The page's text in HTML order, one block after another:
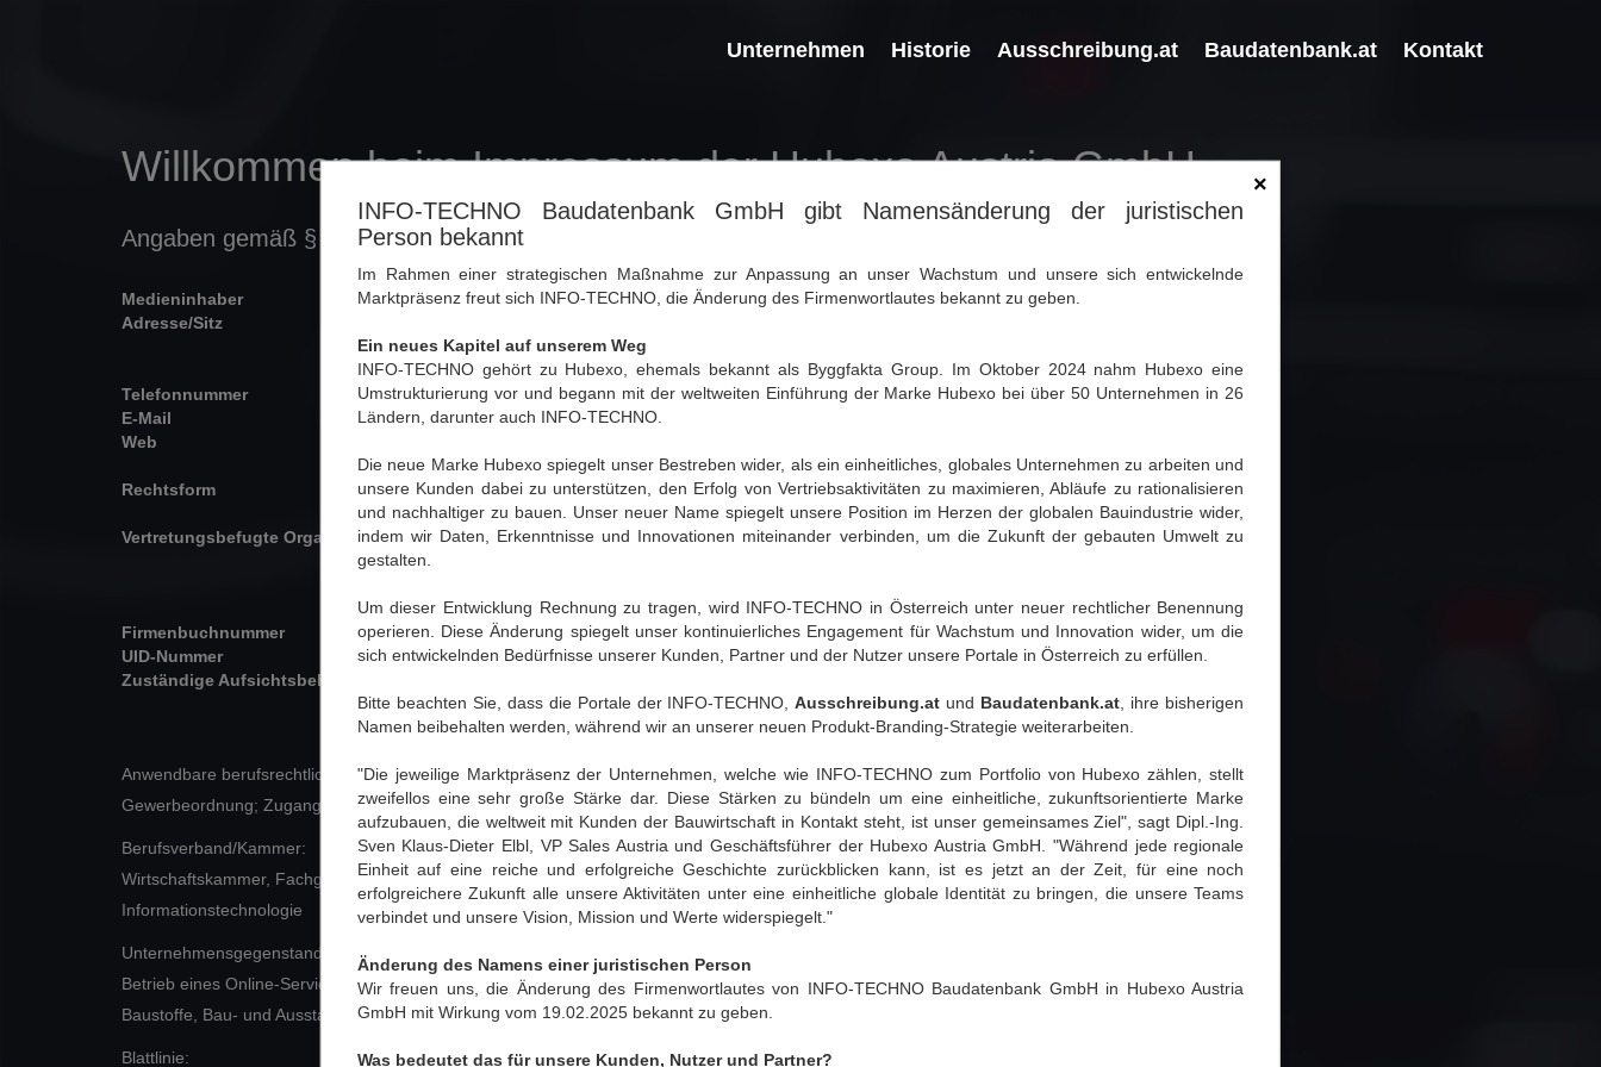
×
INFO-TECHNO Baudatenbank GmbH gibt Namensänderung der juristischen
Person bekannt
Im Rahmen einer strategischen Maßnahme zur Anpassung an unser Wachstum und unsere sich entwickelnde
Marktpräsenz freut sich INFO-TECHNO, die Änderung des Firmenwortlautes bekannt zu geben.
Ein neues Kapitel auf unserem Weg
INFO-TECHNO gehört zu Hubexo, ehemals bekannt als Byggfakta Group. Im Oktober 2024 nahm Hubexo eine
Umstrukturierung vor und begann mit der weltweiten Einführung der Marke Hubexo bei über 50 Unternehmen in 26
Ländern, darunter auch INFO-TECHNO.
Die neue Marke Hubexo spiegelt unser Bestreben wider, als ein einheitliches, globales Unternehmen zu arbeiten und
unsere Kunden dabei zu unterstützen, den Erfolg von Vertriebsaktivitäten zu maximieren, Abläufe zu rationalisieren
und nachhaltiger zu bauen. Unser neuer Name spiegelt unsere Position im Herzen der globalen Bauindustrie wider,
indem wir Daten, Erkenntnisse und Innovationen miteinander verbinden, um die Zukunft der gebauten Umwelt zu
gestalten.
Um dieser Entwicklung Rechnung zu tragen, wird INFO-TECHNO in Österreich unter neuer rechtlicher Benennung
operieren. Diese Änderung spiegelt unser kontinuierliches Engagement für Wachstum und Innovation wider, um die
sich entwickelnden Bedürfnisse unserer Kunden, Partner und der Nutzer unsere Portale in Österreich zu erfüllen.
Bitte beachten Sie, dass die Portale der INFO-TECHNO,Ausschreibung.at und Baudatenbank.at , ihre bisherigen
Namen beibehalten werden, während wir an unserer neuen Produkt-Branding-Strategie weiterarbeiten.
"Die jeweilige Marktpräsenz der Unternehmen, welche wie INFO-TECHNO zum Portfolio von Hubexo zählen, stellt
zweifellos eine sehr große Stärke dar. Diese Stärken zu bündeln um eine einheitliche, zukunftsorientierte Marke
aufzubauen, die weltweit mit Kunden der Bauwirtschaft in Kontakt steht, ist unser gemeinsames Ziel", sagt Dipl.-Ing.
Sven Klaus-Dieter Elbl, VP Sales Austria und Geschäftsführer der Hubexo Austria GmbH. "Während jede regionale
Einheit auf eine reiche und erfolgreiche Geschichte zurückblicken kann, ist es jetzt an der Zeit, für eine noch
erfolgreichere Zukunft alle unsere Aktivitäten unter eine einheitliche globale Identität zu bringen, die unsere Teams
verbindet und unsere Vision, Mission und Werte widerspiegelt."
Änderung des Namens einer juristischen Person
Wir freuen uns, die Änderung des Firmenwortlautes von INFO-TECHNO Baudatenbank GmbH in Hubexo Austria
GmbH mit Wirkung vom 19.02.2025 bekannt zu geben.
Was bedeutet das für unsere Kunden, Nutzer und Partner?
Unternehmen Historie Ausschreibung.at Baudatenbank.at Kontakt
Willkommen beim Impressum der Hubexo Austria GmbH
Angaben gemäß § 5 ECG, § 14 UGB, § 63 GewO und Offenlegung gemäß § 25 MedienG
Medieninhaber
Hubexo Austria GmbH
Adresse/Sitz
A-5310 Mondsee
Telefonnummer
+43 6232 5051
E-Mail
office.at@hubexo.com
Web
Rechtsform Gesellschaft mit beschränkter Haftung
Vertretungsbefugte Organe
Dipl.-Ing. (FH) Architekt Sven Klaus-Dieter Elbl, geb. 26. Jänner 1967
Firmenbuchnummer
FN 331085s, Landesgericht Wels
UID-Nummer
ATU67440646
Zuständige Aufsichtsbehörde
Anwendbare berufsrechtliche Vorschriften:
Gewerbeordnung; Zugang unter:http://www.ris.bka.gv.at/Bundesrecht/
Berufsverband/Kammer:
Wirtschaftskammer, Fachgruppe: Unternehmensberatung, Buchhaltung und
Informationstechnologie
Unternehmensgegenstand:
Betrieb eines Online-Services für Bauausschreibungen sowie eines Online-Service für
Baustoffe, Bau- und Ausstattungsprodukte für Planung, Kalkulation und Anwendung.
Blattlinie: